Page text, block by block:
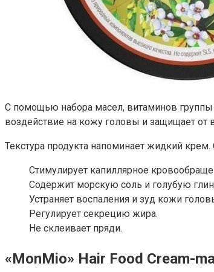
С помощью набора масел, витаминов группы
воздействие на кожу головы и защищает от
Текстура продукта напоминает жидкий
Стимулирует капиллярное
Содержит морскую соль и голубую
Устраняет воспаления и зуд кожи
Регулирует секрецию жира.
Не склеивает пряди.
«MonMio» Hair Food Cream-